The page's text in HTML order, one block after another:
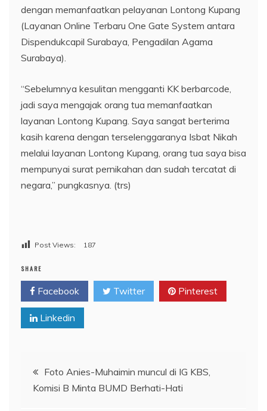
dengan memanfaatkan pelayanan Lontong Kupang
(Layanan Online Terbaru One Gate System antara
Dispendukcapil Surabaya, Pengadilan Agama
Surabaya).
“Sebelumnya kesulitan mengganti KK berbarcode,
jadi saya mengajak orang tua memanfaatkan
layanan Lontong Kupang. Saya sangat berterima
kasih karena dengan terselenggaranya Isbat Nikah
melalui layanan Lontong Kupang, orang tua saya bisa
mempunyai surat pernikahan dan sudah tercatat di
negara,” pungkasnya. (trs)
Post Views: 187
SHARE
Facebook Twitter Pinterest
Linkedin
Navigasi
pos
Foto Anies-Muhaimin muncul di IG KBS,
Komisi B Minta BUMD Berhati-Hati